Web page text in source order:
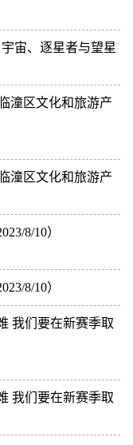
宇宙、逐星者与望星
潼区文化和旅游产
潼区文化和旅游产
8/10）
8/10）
我们要在新赛季取
我们要在新赛季取